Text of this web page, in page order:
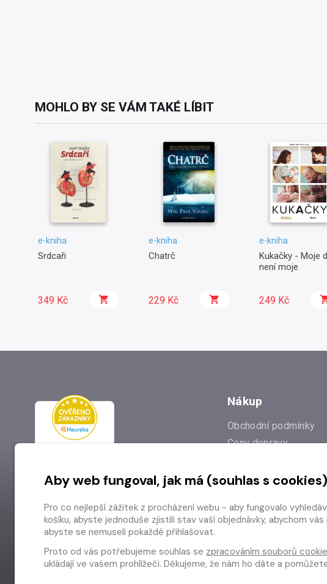
MOHLO BY SE VÁM TAKÉ LÍBIT
e-kniha
Srdcaři
349 Kč
e-kniha
Chatrč
229 Kč
e-kniha
Kukačky - Moje
není moje
249 Kč
Nákup
Obchodní podmínky
Ceny dopravy
Prodejna
Odstoupení od smlouvy
Aby web fungoval, jak má (souhlas s cookies)
Pro co nejlepší zážitek z procházení webu - aby fungovalo
košíku, abyste jednoduše zjistili stav vaší objednávky, abychom
abyste se nemuseli pokaždé přihlašovat.
Proto od vás potřebujeme souhlas se zpracováním souborů
ukládají ve vašem prohlížeči. Děkujeme, že nám ho dáte a